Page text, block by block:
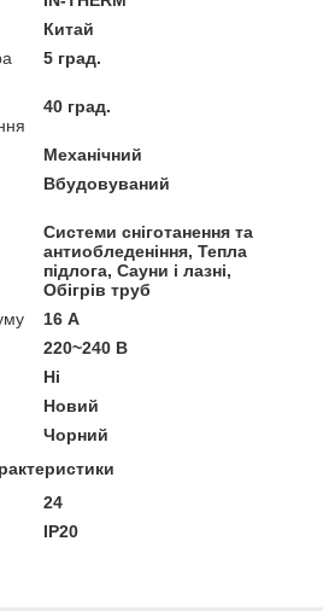
Китай
5 град.
40 град.
Механічний
Вбудовуваний
Системи сніготанення та
антиобледеніння, Тепла
підлога, Сауни і лазні,
Обігрів труб
16 А
220~240 В
Ні
Новий
Чорний
24
IP20